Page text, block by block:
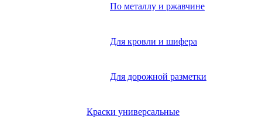
По металлу и ржавчине
Для кровли и шифера
Для дорожной разметки
Краски универсальные